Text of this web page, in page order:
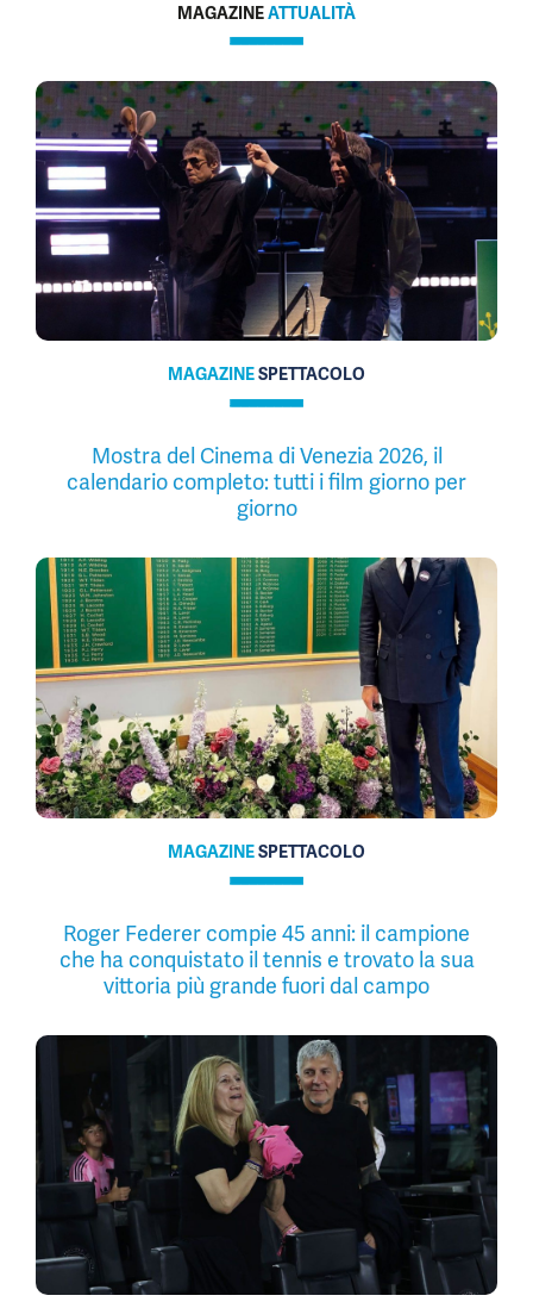
MAGAZINEATTUALITÀ
MAGAZINESPETTACOLO
Mostra del Cinema di Venezia 2026, il
calendario completo: tutti i film giorno per
giorno
MAGAZINESPETTACOLO
Roger Federer compie 45 anni: il campione
che ha conquistato il tennis e trovato la sua
vittoria più grande fuori dal campo